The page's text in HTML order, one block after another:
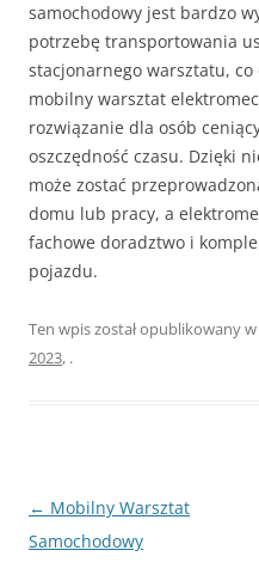
samochodowy jest bardzo
potrzebę transportowania
stacjonarnego warsztatu,
mobilny warsztat
rozwiązanie dla osób
oszczędność czasu. Dzięki
może zostać
domu lub pracy, a
fachowe doradztwo i
pojazdu.
Ten wpis został opublikowany w
2023, .
Nawigacja
wpisu
← Mobilny Warsztat
Samochodowy